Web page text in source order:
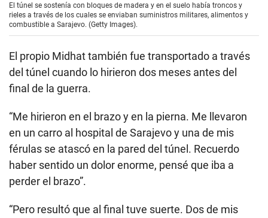
El túnel se sostenía con bloques de madera y en el suelo había troncos y
rieles a través de los cuales se enviaban suministros militares, alimentos y
combustible a Sarajevo. (Getty Images).
El propio Midhat también fue transportado a través
del túnel cuando lo hirieron dos meses antes del
final de la guerra.
“Me hirieron en el brazo y en la pierna. Me llevaron
en un carro al hospital de Sarajevo y una de mis
férulas se atascó en la pared del túnel. Recuerdo
haber sentido un dolor enorme, pensé que iba a
perder el brazo”.
“Pero resultó que al final tuve suerte. Dos de mis